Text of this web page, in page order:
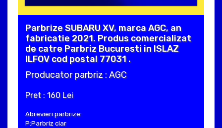
Parbrize SUBARU XV, marca AGC, an
fabricatie 2021. Produs comercializat
de catre Parbriz Bucuresti in ISLAZ
ILFOV cod postal 77031 .
Producator parbriz : AGC
Pret : 160 Lei
Abrevieri parbrize:
P:Parbriz clar